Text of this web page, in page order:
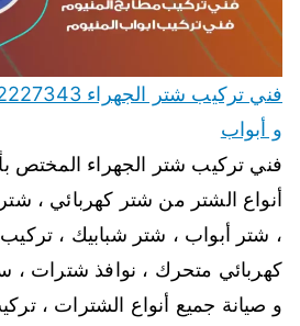
و أبواب
فني تركيب شتر الجهراء المختص
أنواع الشتر من شتر كهربائي ،
، شتر أبواب ، شتر شبابيك ،
كهربائي متحرك ، نوافذ شترات ،
و صيانة جميع أنواع الشترات ،